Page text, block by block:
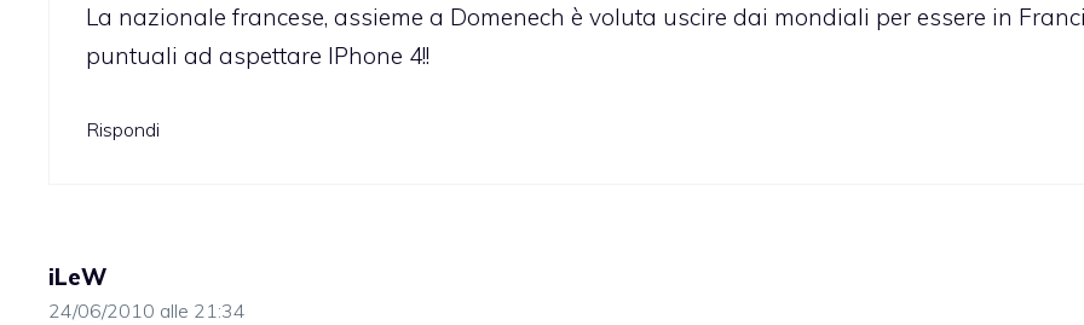
La nazionale francese, assieme a Domenech è voluta uscire dai mondiali per essere in
puntuali ad aspettare IPhone 4!!
Rispondi
iLeW
24/06/2010 alle 21:34